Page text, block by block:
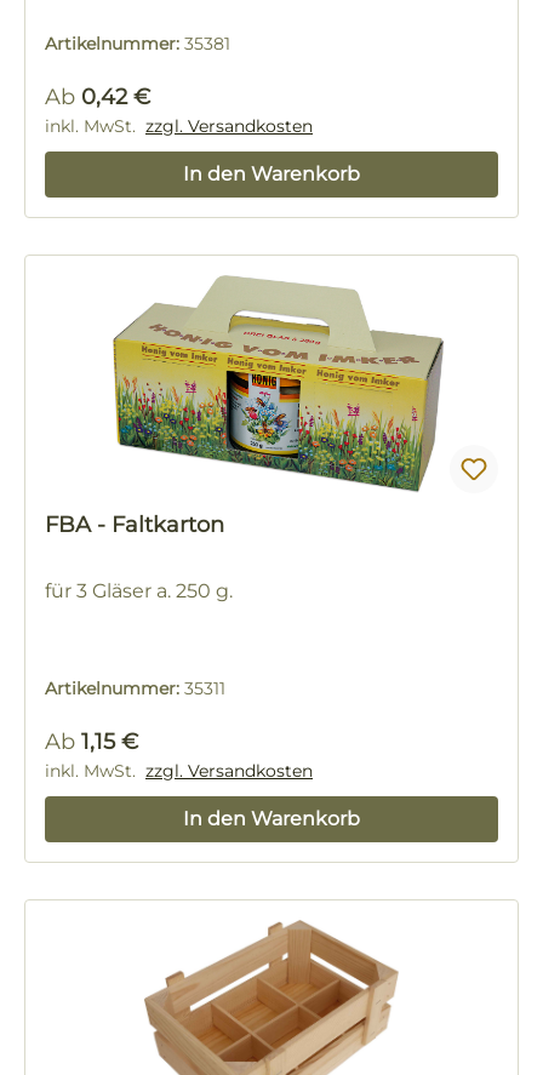
Artikelnummer: 35381
Regulärer Preis:
Ab 0,42 €
inkl. MwSt. zzgl. Versandkosten
In den Warenkorb
FBA - Faltkarton
für 3 Gläser a. 250 g.
Artikelnummer: 35311
Regulärer Preis:
Ab 1,15 €
inkl. MwSt. zzgl. Versandkosten
In den Warenkorb